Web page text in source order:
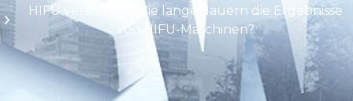
HIFU verstehen: Wie lange dauern die Ergebnisse
von HIFU-Maschinen?